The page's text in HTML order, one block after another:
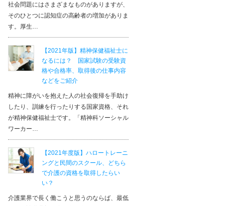
社会問題にはさまざまなものがありますが、
そのひとつに認知症の高齢者の増加がありま
す。厚生…
【2021年版】精神保健福祉士に
なるには？ 国家試験の受験資
格や合格率、取得後の仕事内容
などをご紹介
精神に障がいを抱えた人の社会復帰を手助け
したり、訓練を行ったりする国家資格、それ
が精神保健福祉士です。「精神科ソーシャル
ワーカー…
【2021年度版】ハロートレーニ
ングと民間のスクール、どちら
で介護の資格を取得したらい
い？
介護業界で長く働こうと思うのならば、最低